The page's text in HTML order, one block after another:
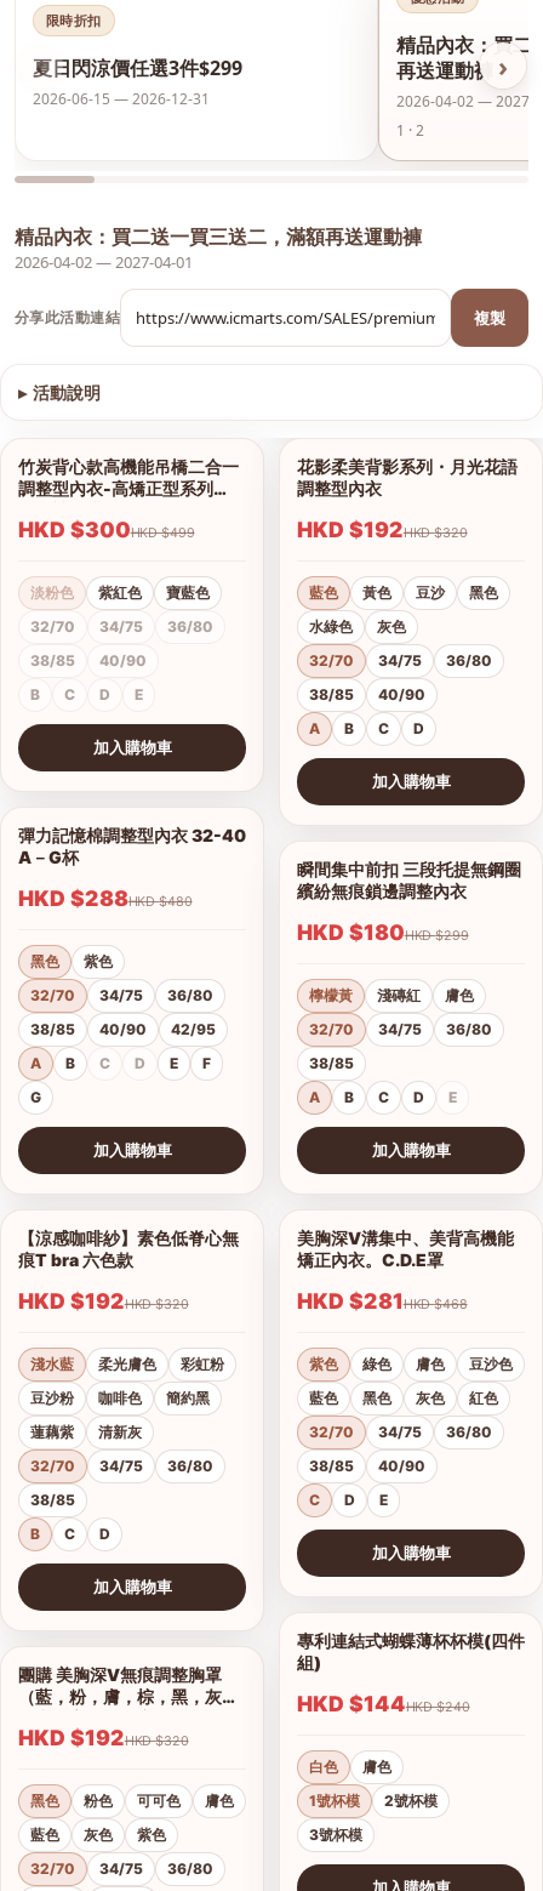
‹ ›
限時折扣
夏日閃涼價任選3件$299
2026-06-15 — 2026-12-31
精品內衣：買二
再送運動褲
2026-04-02 — 2027-
1 · 2
精品內衣：買二送一買三送二，滿額再送運動褲
2026-04-02 — 2027-04-01
分享此活動連結 複製
▸ 活動說明
1/13
查看圖片
竹炭背心款高機能吊橋二合一
調整型內衣-高矯正型系列
HKD $300 HKD $499
淡粉色 紫紅色
寶藍色
32/70
34/75
36/80
38/85
40/90
B
C D E
加入購物車
1/18
查看圖片
彈力記憶棉調整型內衣 32-40
A－G杯
HKD $288 HKD $480
黑色
紫色
32/70
34/75
36/80
38/85
40/90
42/95
A
B C D E
F
G
加入購物車
1/18
查看圖片
【涼感咖啡紗】素色低脊心無
痕T bra 六色款
HKD $192 HKD $320
淺水藍 柔光膚色
彩虹粉
豆沙粉
咖啡色
簡約黑
蓮藕紫
清新灰
32/70
34/75
36/80
38/85
B
C D
加入購物車
1/17
查看圖片
團購 美胸深V無痕調整胸罩
（藍，粉，膚，棕，黑，灰）
HKD $192 HKD $320
黑色 粉色 可可色
膚色
藍色
灰色
紫色
32/70
34/75 36/80
1/18
花影柔美背影系列・月光花語
調整型內衣
HKD $192 HKD $320
藍色 黃色 豆沙
黑色
水綠色
灰色
32/70
34/75
36/80
38/85
40/90
A
B C D
加入購物車
1/9
查看圖片
瞬間集中前扣 三段托提無鋼圈
繽紛無痕鎖邊調整內衣
HKD $180 HKD $299
檸檬黃 淺磚紅
膚色
32/70
34/75
36/80
38/85
A
B C D E
加入購物車
1/16
查看圖片
美胸深V溝集中、美背高機能
矯正內衣。C.D.E罩
HKD $281 HKD $468
紫色 綠色 膚色
豆沙色
藍色
黑色 灰色
紅色
32/70
34/75
36/80
38/85
40/90
C
D E
加入購物車
1/2
查看圖片
專利連結式蝴蝶薄杯杯模(四件
組)
HKD $144 HKD $240
白色
膚色
1號杯模
2號杯模
3號杯模